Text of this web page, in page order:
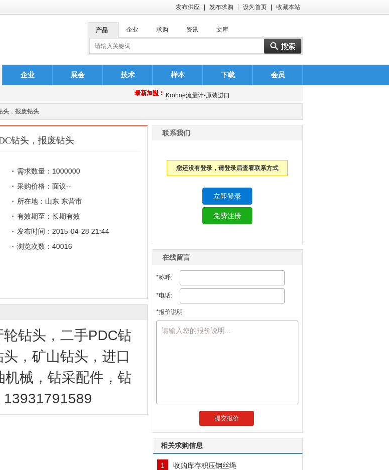
发布供应 发布求购 设为首页 收藏本站
产品 企业 求购 资讯 文库
企业 展会 技术 样本 下载 会员
最新加盟：
最新加盟：
常州普威复合材料科技有限公司
最新加盟： Krohne流量计-原装进口
最新加盟：
最新加盟：
日本KOSO阀门（中国）有限公司
最新加盟：
最新加盟：
最新加盟：
苏州倾佳电子有限公司
最新加盟：
优瑞达电子科技有限公司
最新加盟：
山东泰丰智能控制股份有限公司电子商部
最新加盟：
深圳恒德新能源有限公司
最新加盟：
最新加盟：
Krohne流量计-原装进口
最新加盟：
最新加盟：
日本KOSO阀门（中国）有限公司
最新加盟：
美国ASCO阀门（中国）有限公司
最新加盟：
Krohne流量计-科隆流量计-原装进口
最新加盟：
苏州倾佳电子有限公司
最新加盟：
最新加盟：
头，报废钻头
钻头，报废钻头
需求数量：1000000
采购价格：面议--
所在地：山东 东营市
有效期至：长期有效
发布时间：2015-04-28 21:44
浏览次数：40016
钻头，二手PDC钻
，矿山钻头，进口
机械，钻采配件，钻
13931791589
联系我们
您还没有登录，请登录后查看联系方式
在线留言
*称呼:
*电话:
*报价说明
相关求购信息
1
收购库存积压钢丝绳